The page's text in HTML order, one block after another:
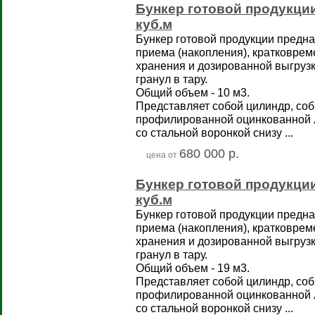
Бункер готовой
куб.м
Бункер готовой продукции
приема (накопления),
хранения и дозированной
гранул в тару.
Общий объем - 10 м3.
Представляет собой цилиндр,
профилированной оцинкованной
со стальной воронкой снизу ...
цена от 680 000 р.
Бункер готовой
куб.м
Бункер готовой продукции
приема (накопления),
хранения и дозированной
гранул в тару.
Общий объем - 19 м3.
Представляет собой цилиндр,
профилированной оцинкованной
со стальной воронкой снизу ...